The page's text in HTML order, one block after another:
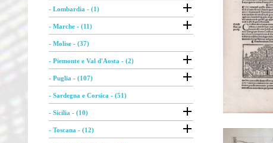
- Lombardia - (1) 
- Marche - (11) 
- Molise - (37)
- Piemonte e Val d'Aosta - (2) 
- Puglia - (107) 
- Sardegna e Corsica - (51)
- Sicilia - (10) 
- Toscana - (12) 